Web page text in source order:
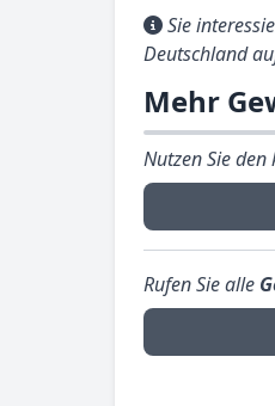
Sie
Deutschland
Mehr
Nutzen Sie den
Rufen Sie alle